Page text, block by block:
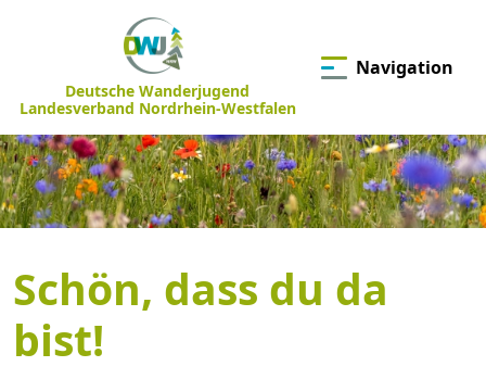
Deutsche Wanderjugend
Landesverband Nordrhein-Westfalen
Navigation
Schön, dass du da
bist!